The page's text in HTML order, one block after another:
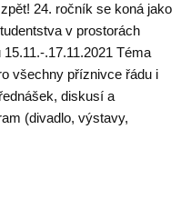
24. ročník se koná jako
v prostorách
.17.11.2021 Téma
všechny příznivce řádu i
diskusí a
(divadlo, výstavy,